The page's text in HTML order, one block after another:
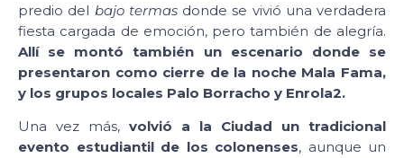
predio del bajo termasdonde se vivió una verdadera
fiesta cargada de emoción, pero también de alegría.
Allí se montó también un escenario donde se
presentaron como cierre de la noche Mala Fama,
y los grupos locales Palo Borracho y Enrola2.
Una vez más, volvió a la Ciudad un tradicional
evento estudiantil de los colonenses, aunque un